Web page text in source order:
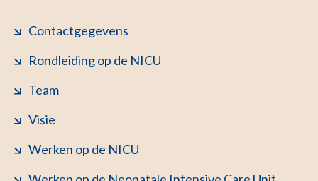
Contactgegevens
Rondleiding op de NICU
Team
Visie
Werken op de NICU